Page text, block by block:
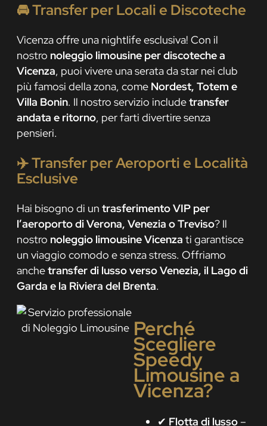
🚘Transfer per Locali e Discoteche
Vicenza offre una nightlife esclusiva! Con il
nostro noleggio limousine per discoteche a
Vicenza, puoi vivere una serata da star nei club
più famosi della zona, come Nordest, Totem e
Villa Bonin. Il nostro servizio includetransfer
andata e ritorno, per farti divertire senza
pensieri.
✈️Transfer per Aeroporti e Località
Esclusive
Hai bisogno di un trasferimento VIP per
l’aeroporto di Verona, Venezia o Treviso? Il
nostro noleggio limousine Vicenza ti garantisce
un viaggio comodo e senza stress. Offriamo
anchetransfer di lusso verso Venezia, il Lago di
Garda e la Riviera del Brenta.
Perché
Scegliere
Speedy
Limousine a
Vicenza?
✔ Flotta di lusso –